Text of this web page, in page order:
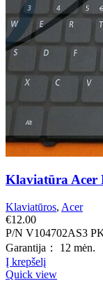
Klaviatūra Acer
Klaviatūros, Acer
€12.00
P/N V104702AS3
Garantija： 12 mėn.
Į krepšelį
Quick view